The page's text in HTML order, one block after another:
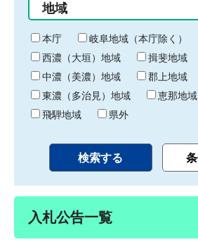
り
終
わ
り
地域
本庁
岐阜地域（本庁除く）
西濃（大垣）地域
揖斐地域
中濃（美濃）地域
郡上地域
東濃（多治見）地域
恵那地域
飛騨地域
県外
入札公告一覧